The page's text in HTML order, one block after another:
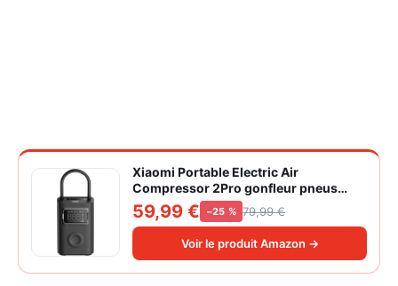
Xiaomi Portable Electric Air
Compressor 2Pro gonfleur pneus
voiture | ±1PSI Contrôle pression
pneus, 45s gonflage rapide, batterie
longue durée, avec éclairage, grand
cylindre à air 27 mm
59,99 € −25 % 79,99 €
Voir le produit Amazon →